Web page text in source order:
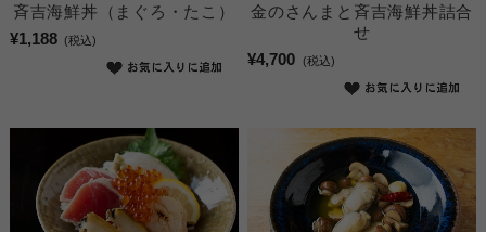
斉吉海鮮丼（まぐろ・たこ）
¥1,188 (税込)
金のさんまと斉吉海鮮丼詰合
せ
¥4,700
(税込)